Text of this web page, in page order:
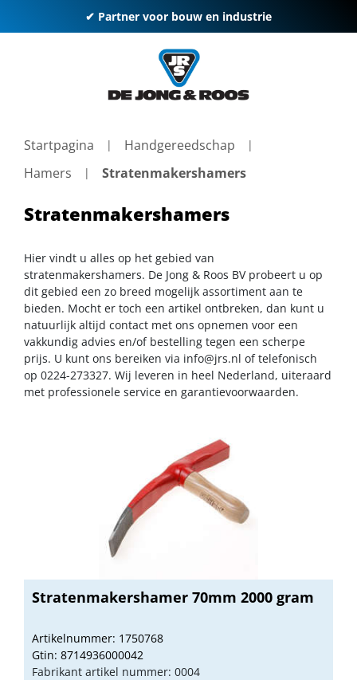
✔ Partner voor bouw en industrie
Startpagina
Handgereedschap
Hamers
Stratenmakershamers
Stratenmakershamers
Hier vindt u alles op het gebied van
stratenmakershamers. De Jong & Roos BV probeert u op
dit gebied een zo breed mogelijk assortiment aan te
bieden. Mocht er toch een artikel ontbreken, dan kunt u
natuurlijk altijd contact met ons opnemen voor een
vakkundig advies en/of bestelling tegen een scherpe
prijs. U kunt ons bereiken via info@jrs.nl of telefonisch
op 0224-273327. Wij leveren in heel Nederland, uiteraard
met professionele service en garantievoorwaarden.
Stratenmakershamer 70mm 2000 gram
Artikelnummer: 1750768
Gtin: 8714936000042
Fabrikant artikel nummer: 0004